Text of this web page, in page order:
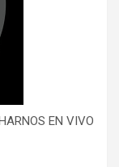
EN VIVO